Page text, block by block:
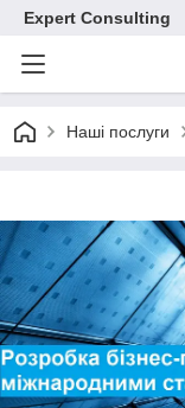
Expert Consulting
Наші послуги